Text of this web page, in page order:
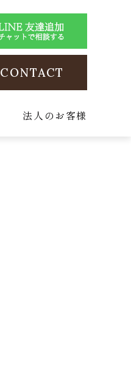
CONTACT
法人のお客様